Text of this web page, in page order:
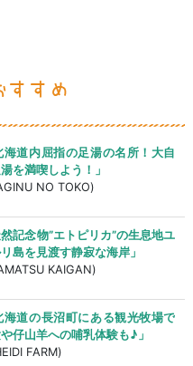
海道内屈指の足湯の名所！大自
を満喫しよう！」
NO TOKO)
然記念物”エトピリカ”の生息地ユ
島を見渡す静寂な海岸」
KAIGAN)
海道の長沼町にある観光牧場で
仔山羊への哺乳体験も♪」
FARM)